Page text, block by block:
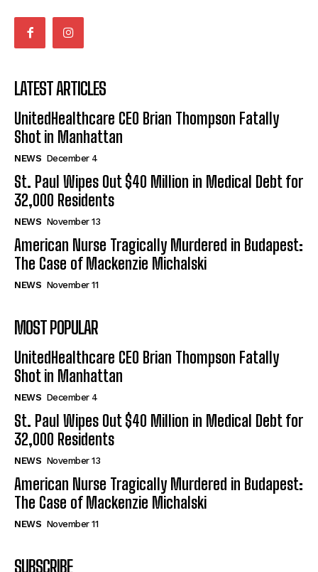
LATEST ARTICLES
UnitedHealthcare CEO Brian Thompson Fatally
Shot in Manhattan
NEWS December 4
St. Paul Wipes Out $40 Million in Medical Debt for
32,000 Residents
NEWS November 13
American Nurse Tragically Murdered in Budapest:
The Case of Mackenzie Michalski
NEWS November 11
MOST POPULAR
UnitedHealthcare CEO Brian Thompson Fatally
Shot in Manhattan
NEWS December 4
St. Paul Wipes Out $40 Million in Medical Debt for
32,000 Residents
NEWS November 13
American Nurse Tragically Murdered in Budapest:
The Case of Mackenzie Michalski
NEWS November 11
SUBSCRIBE